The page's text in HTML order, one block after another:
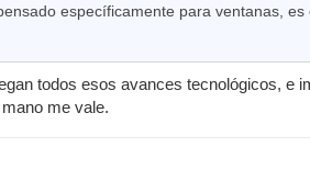
específicamente para ventanas, es
todos esos avances tecnológicos, e
me vale.